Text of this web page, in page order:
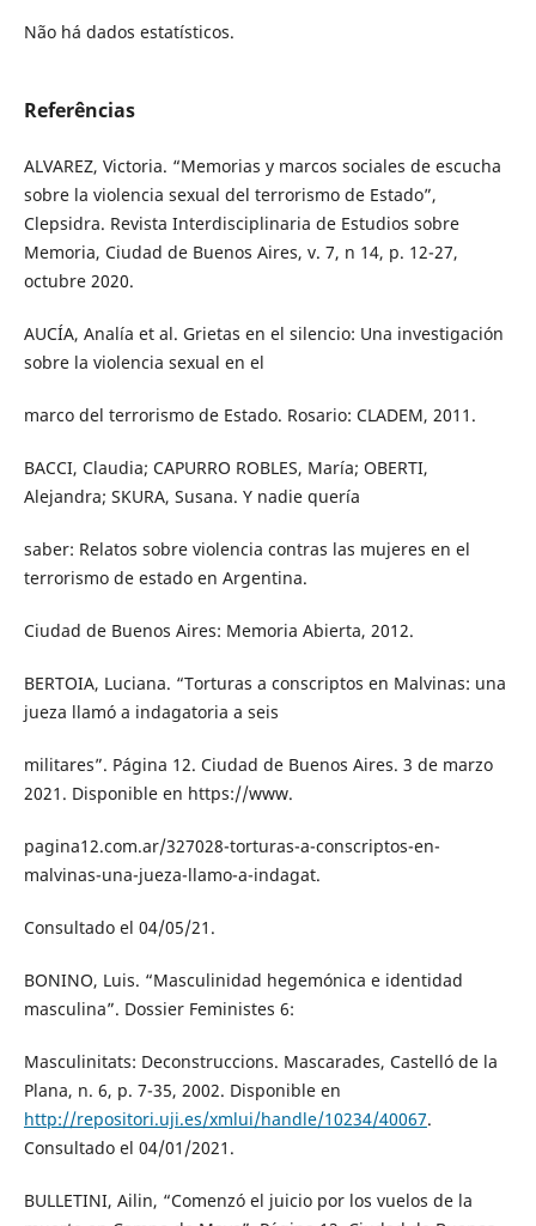
Não há dados estatísticos.
Referências
ALVAREZ, Victoria. “Memorias y marcos sociales de escucha
sobre la violencia sexual del terrorismo de Estado”,
Clepsidra. Revista Interdisciplinaria de Estudios sobre
Memoria, Ciudad de Buenos Aires, v. 7, n 14, p. 12-27,
octubre 2020.
AUCÍA, Analía et al. Grietas en el silencio: Una investigación
sobre la violencia sexual en el
marco del terrorismo de Estado. Rosario: CLADEM, 2011.
BACCI, Claudia; CAPURRO ROBLES, María; OBERTI,
Alejandra; SKURA, Susana. Y nadie quería
saber: Relatos sobre violencia contras las mujeres en el
terrorismo de estado en Argentina.
Ciudad de Buenos Aires: Memoria Abierta, 2012.
BERTOIA, Luciana. “Torturas a conscriptos en Malvinas: una
jueza llamó a indagatoria a seis
militares”. Página 12. Ciudad de Buenos Aires. 3 de marzo
2021. Disponible en https://www.
pagina12.com.ar/327028-torturas-a-conscriptos-en-
malvinas-una-jueza-llamo-a-indagat.
Consultado el 04/05/21.
BONINO, Luis. “Masculinidad hegemónica e identidad
masculina”. Dossier Feministes 6:
Masculinitats: Deconstruccions. Mascarades, Castelló de la
Plana, n. 6, p. 7-35, 2002. Disponible en
http://repositori.uji.es/xmlui/handle/10234/40067.
Consultado el 04/01/2021.
BULLETINI, Ailin, “Comenzó el juicio por los vuelos de la